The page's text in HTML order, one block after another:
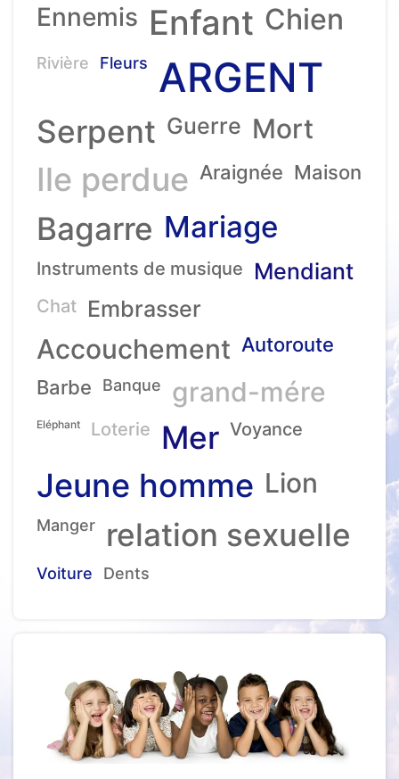
Ennemis Enfant Chien
Rivière Fleurs ARGENT
Serpent Guerre Mort
Ile perdue Araignée Maison
Bagarre Mariage
Instruments de musique Mendiant
Chat Embrasser
Accouchement Autoroute
Barbe
Banque grand-mére
Eléphant Loterie Mer Voyance
Jeune homme Lion
Manger relation sexuelle
Voiture Dents